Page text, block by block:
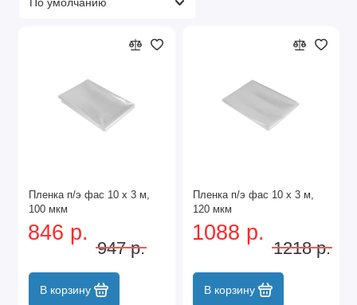
Пленка п/э фас 10 x 3 м,
100 мкм
846 р.
947 р.
В корзину
Пленка п/э фас 10 x 3 м,
120 мкм
1088 р.
1218 р.
В корзину